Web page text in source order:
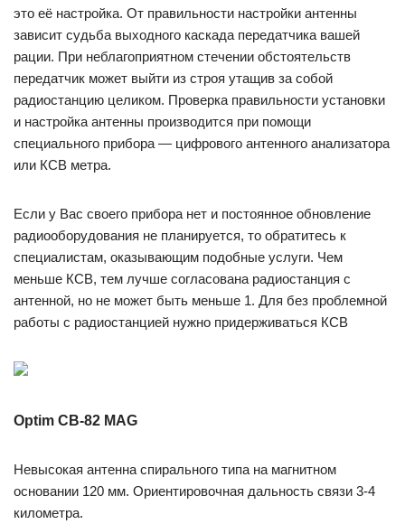
это её настройка. От правильности настройки антенны
зависит судьба выходного каскада передатчика вашей
рации. При неблагоприятном стечении обстоятельств
передатчик может выйти из строя утащив за собой
радиостанцию целиком. Проверка правильности установки
и настройка антенны производится при помощи
специального прибора — цифрового антенного анализатора
или КСВ метра.
Если у Вас своего прибора нет и постоянное обновление
радиооборудования не планируется, то обратитесь к
специалистам, оказывающим подобные услуги. Чем
меньше КСВ, тем лучше согласована радиостанция с
антенной, но не может быть меньше 1. Для без проблемной
работы с радиостанцией нужно придерживаться КСВ
Optim CB-82 MAG
Невысокая антенна спирального типа на магнитном
основании 120 мм. Ориентировочная дальность связи 3-4
километра.